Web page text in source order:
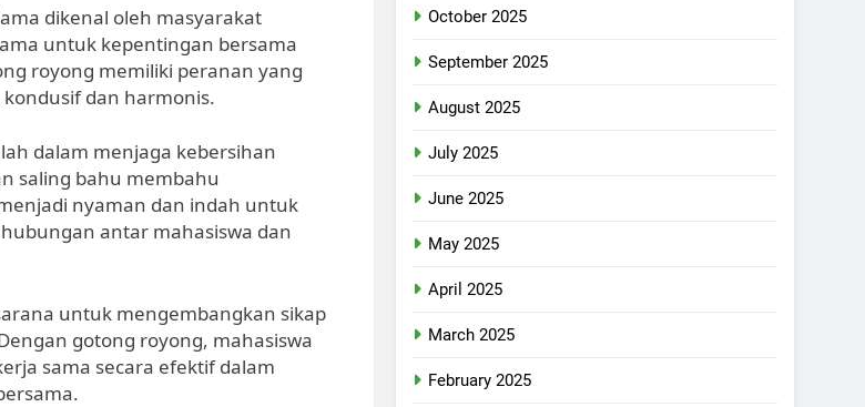
dikenal oleh masyarakat
untuk kepentingan bersama
royong memiliki peranan yang
dan harmonis.
dalam menjaga kebersihan
saling bahu membahu
nyaman dan indah untuk
antar mahasiswa dan
untuk mengembangkan sikap
gotong royong, mahasiswa
sama secara efektif dalam
October 2025
September 2025
August 2025
July 2025
June 2025
May 2025
April 2025
March 2025
February 2025